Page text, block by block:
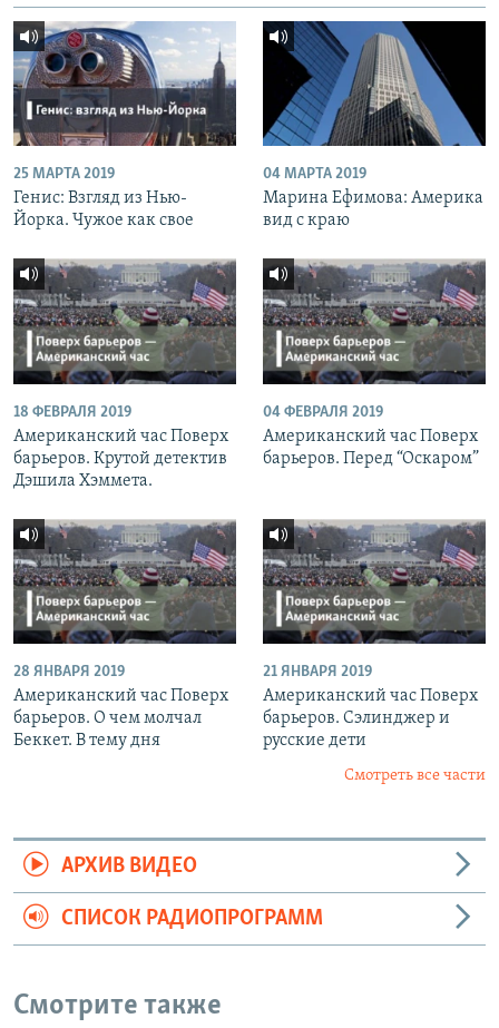
25 МАРТА 2019
Генис: Взгляд из Нью-
Йорка. Чужое как свое
04 МАРТА 2019
Марина Ефимова: Америка
вид с краю
18 ФЕВРАЛЯ 2019
Американский час Поверх
барьеров. Крутой детектив
Дэшила Хэммета.
04 ФЕВРАЛЯ 2019
Американский час Поверх
барьеров. Перед “Оскаром”
28 ЯНВАРЯ 2019
Американский час Поверх
барьеров. О чем молчал
Беккет. В тему дня
21 ЯНВАРЯ 2019
Американский час Поверх
барьеров. Сэлинджер и
русские дети
Смотреть все части
АРХИВ ВИДЕО
СПИСОК РАДИОПРОГРАММ
Смотрите также